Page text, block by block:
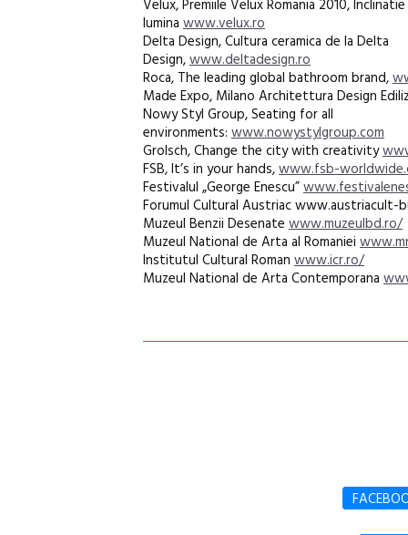
Velux, Premiile Velux Romania 2010,
lumina www.velux.ro
Delta Design, Cultura ceramica de la Delta
Design,www.deltadesign.ro
Roca, The leading global bathroom brand,
Made Expo, Milano Architettura Design
Nowy Styl Group, Seating for all
environments: www.nowystylgroup.com
Grolsch, Change the city with creativity
FSB, It’s in your hands,www.fsb-
Festivalul „George Enescu”
Forumul Cultural Austriac www.austriacult-
Muzeul Benzii Desenate www.muzeulbd.ro/
Muzeul National de Arta al Romaniei
Institutul Cultural Roman www.icr.ro/
Muzeul National de Arta Contemporana